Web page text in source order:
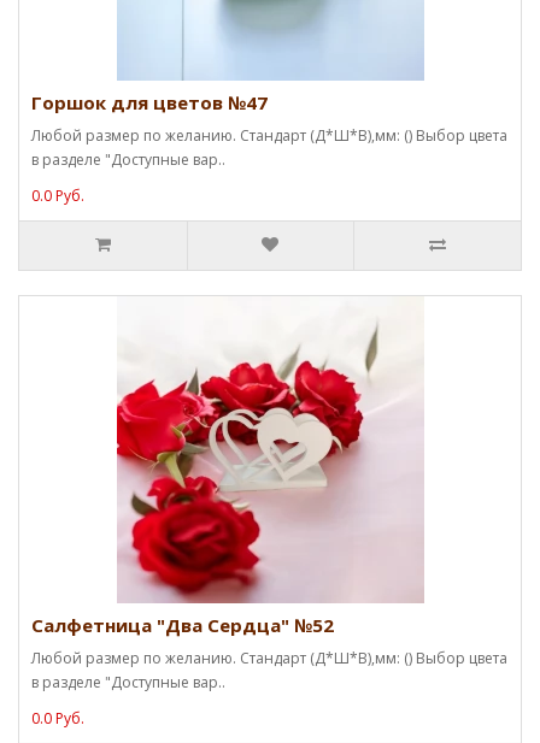
Горшок для цветов №47
Любой размер по желанию. Стандарт (Д*Ш*В),мм: () Выбор цвета
в разделе "Доступные вар..
0.0 Руб.
Салфетница "Два Сердца" №52
Любой размер по желанию. Стандарт (Д*Ш*В),мм: () Выбор цвета
в разделе "Доступные вар..
0.0 Руб.